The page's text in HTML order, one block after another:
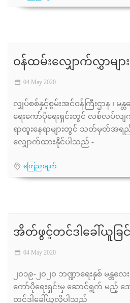
ဝန်ထမ်းလျှောက်လွှာမျာ
04 May 2020
လျှပ်စစ်နှင့်စွမ်းအင်ဝန်ကြီးဌာန ၊ မ
ရေးကော်ပိုရေးရှင်းတွင် လစ်လပ်လျ
ရာထူးနေရာများတွင် သတ်မှတ်အရည်
လျှောက်ထားနိုင်ပါသည် -
ကြေညာချက်
အိတ်ဖွင့်တင်ဒါခေါ်ယူခြ
04 May 2020
၂၀၁၉-၂၀၂၀ ဘဏ္ဍာရေးနှစ် မန္တလ
ကော်ပိုရေးရှင်းမှ ဆောင်ရွက် မည့် အ